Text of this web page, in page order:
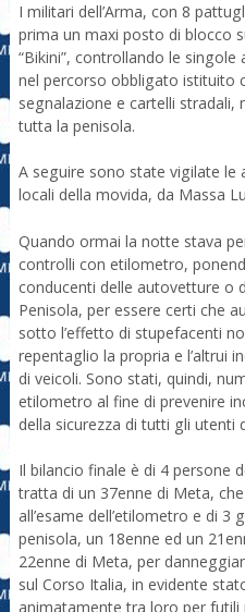
I militari dell’Arma, con 8
prima un maxi posto di blocco
“Bikini”, controllando le
nel percorso obbligato istituito
segnalazione e cartelli stradali,
tutta la penisola.
A seguire sono state vigilate le
locali della movida, da Massa
Quando ormai la notte stava
controlli con etilometro,
conducenti delle autovetture o
Penisola, per essere certi che
sotto l’effetto di stupefacenti
repentaglio la propria e l’altrui
di veicoli. Sono stati, quindi,
etilometro al fine di prevenire
della sicurezza di tutti gli utenti
Il bilancio finale è di 4 persone
tratta di un 37enne di Meta,
all’esame dell’etilometro e di 3
penisola, un 18enne ed un
22enne di Meta, per
sul Corso Italia, in evidente
animatamente tra loro per futili